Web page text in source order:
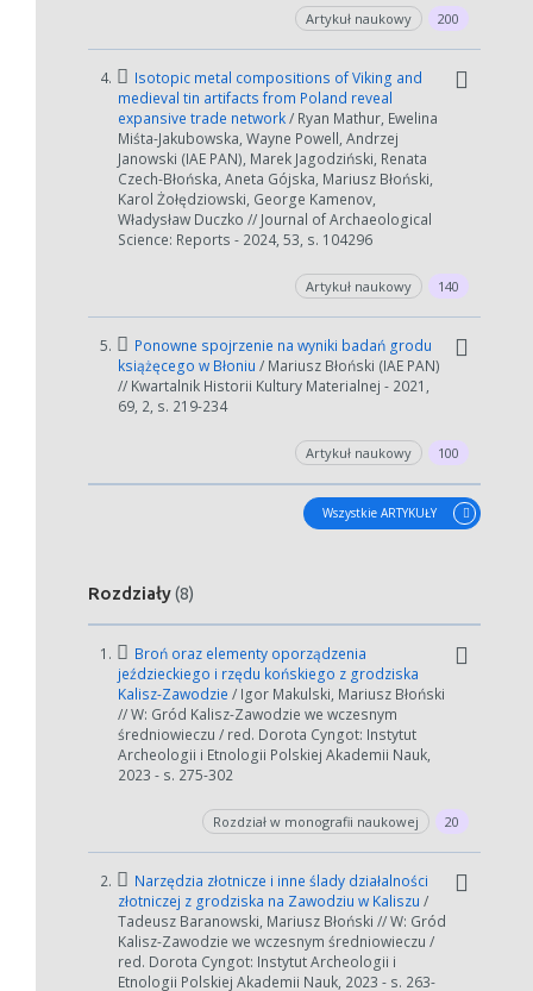
Artykuł naukowy 200
4.
Isotopic metal compositions of Viking and
medieval tin artifacts from Poland reveal
expansive trade network/ Ryan Mathur, Ewelina
Miśta-Jakubowska, Wayne Powell, Andrzej
Janowski (IAE PAN), Marek Jagodziński, Renata
Czech-Błońska, Aneta Gójska, Mariusz Błoński,
Karol Żołędziowski, George Kamenov,
Władysław Duczko // Journal of Archaeological
Science: Reports - 2024, 53, s. 104296
Artykuł naukowy 140
5.
Ponowne spojrzenie na wyniki badań grodu
książęcego w Błoniu / Mariusz Błoński (IAE PAN)
// Kwartalnik Historii Kultury Materialnej - 2021,
69, 2, s. 219-234
Artykuł naukowy 100
Wszystkie ARTYKUŁY
Rozdziały(8)
1.
Broń oraz elementy oporządzenia
jeździeckiego i rzędu końskiego z grodziska
Kalisz-Zawodzie / Igor Makulski, Mariusz Błoński
// W: Gród Kalisz-Zawodzie we wczesnym
średniowieczu / red. Dorota Cyngot: Instytut
Archeologii i Etnologii Polskiej Akademii Nauk,
2023 - s. 275-302
Rozdział w monografii naukowej 20
2.
Narzędzia złotnicze i inne ślady działalności
złotniczej z grodziska na Zawodziu w Kaliszu /
Tadeusz Baranowski, Mariusz Błoński // W: Gród
Kalisz-Zawodzie we wczesnym średniowieczu /
red. Dorota Cyngot: Instytut Archeologii i
Etnologii Polskiej Akademii Nauk, 2023 - s. 263-